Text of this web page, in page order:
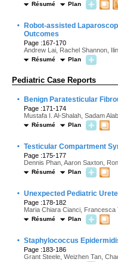
Résumé Plan
·
Robot-assisted
Outcomes
Page :167-170
Andrew Lai, Rachel Shannon,
Résumé Plan
Pediatric Case Reports
· Benign Paratesticular
Page :171-174
Mustafa I. Al-Shalah, Sadam
Résumé Plan
· Testicular Compartment
Page :175-177
Dennis Phan, Aaron Saxton,
Résumé Plan
· Unexpected Pediatric
Page :178-182
Maria Chiara Cianci,
Résumé Plan
· Staphylococcus
Page :183-186
Grant Steele, Weizhen Tan,